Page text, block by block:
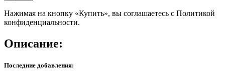
Нажимая на кнопку «Купить», вы соглашаетесь с Политикой
конфиденциальности.
Описание:
Последние добавления: